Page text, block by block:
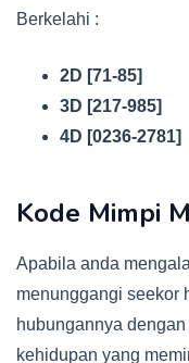
Berkelahi :
2D [71-85]
3D [217-985]
4D [0236-2781]
Kode Mimpi
Apabila anda
menunggangi seekor
hubungannya
kehidupan yang